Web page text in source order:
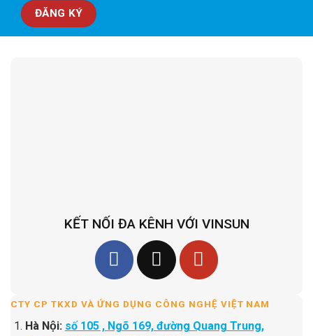
KẾT NỐI ĐA KÊNH VỚI VINSUN
CTY CP TKXD VÀ ỨNG DỤNG CÔNG NGHỆ VIỆT NAM
Hà Nội: số 105 , Ngõ 169, đường Quang Trung,